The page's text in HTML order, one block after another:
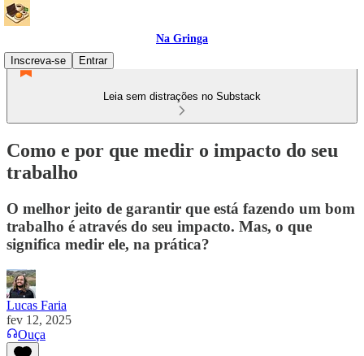
Na Gringa
Inscreva-se
Entrar
Leia sem distrações no Substack
Como e por que medir o impacto do seu
trabalho
O melhor jeito de garantir que está fazendo um bom
trabalho é através do seu impacto. Mas, o que
significa medir ele, na prática?
Lucas Faria
fev 12, 2025
Ouça